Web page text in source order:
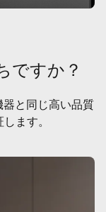
ですか？
と同じ高い品質
ます。